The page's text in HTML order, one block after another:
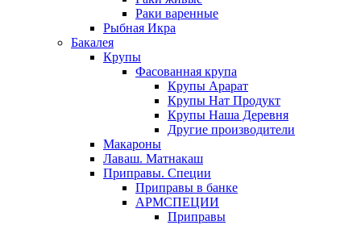
Раки варенные
Рыбная Икра
Бакалея
Крупы
Фасованная крупа
Крупы Арарат
Крупы Нат Продукт
Крупы Наша Деревня
Другие производители
Макароны
Лаваш. Матнакаш
Приправы. Специи
Приправы в банке
АРМСПЕЦИИ
Приправы